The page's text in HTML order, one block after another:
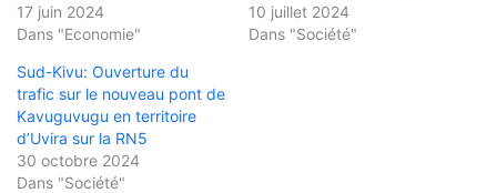
17 juin 2024
Dans "Economie"
10 juillet 2024
Dans "Société"
Sud-Kivu: Ouverture du
trafic sur le nouveau pont de
Kavuguvugu en territoire
d’Uvira sur la RN5
30 octobre 2024
Dans "Société"